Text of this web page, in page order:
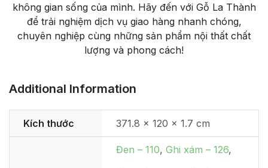
không gian sống của mình. Hãy đến với Gỗ La Thành
để trải nghiệm dịch vụ giao hàng nhanh chóng,
chuyên nghiệp cùng những sản phẩm nội thất chất
lượng và phong cách!
Additional Information
Kích thước 371.8 × 120 × 1.7 cm
Đen – 110, Ghi xám – 126,